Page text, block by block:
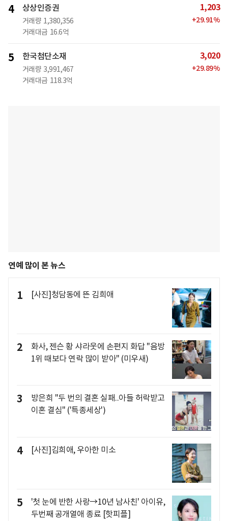
4 상상인증권
거래량 1,380,356
거래대금 16.6억
1,203
+29.91%
5 한국첨단소재
거래량 3,991,467
거래대금 118.3억
3,020
+29.89%
연예 많이 본 뉴스
1 [사진]청담동에 뜬 김희애
2
화사, 젠슨 황 샤라웃에 손편지 화답 "음방
1위 때보다 연락 많이 받아" (미우새)
3
방은희 "두 번의 결혼 실패..아들 허락받고
이혼 결심" ('특종세상')
4 [사진]김희애, 우아한 미소
5
'첫 눈에 반한 사랑→10년 남사친' 아이유,
두번째 공개열애 종료 [핫피플]